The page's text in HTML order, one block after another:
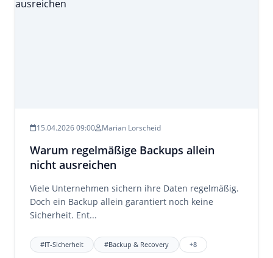
15.04.2026 09:00 Marian Lorscheid
Warum regelmäßige Backups allein
nicht ausreichen
Viele Unternehmen sichern ihre Daten regelmäßig.
Doch ein Backup allein garantiert noch keine
Sicherheit. Ent...
#IT-Sicherheit #Backup & Recovery +8